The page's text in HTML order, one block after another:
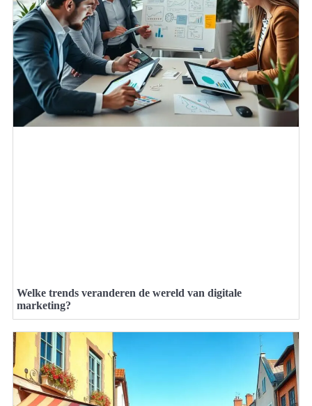
Welke trends veranderen de wereld van digitale
marketing?